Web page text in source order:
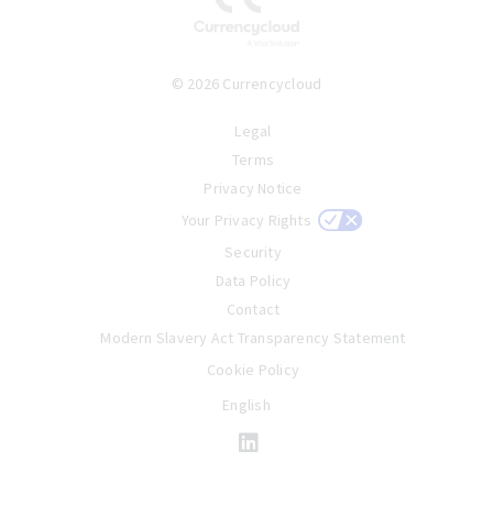
© 2026 Currencycloud
Legal
Terms
Privacy Notice
Your Privacy Rights
Security
Data Policy
Contact
Modern Slavery Act Transparency Statement
Cookie Policy
English